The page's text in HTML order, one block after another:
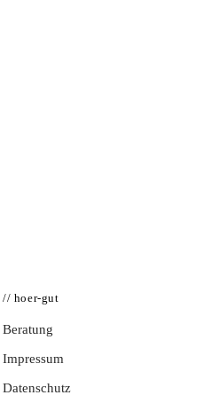
// hoer-gut
Beratung
Impressum
Datenschutz